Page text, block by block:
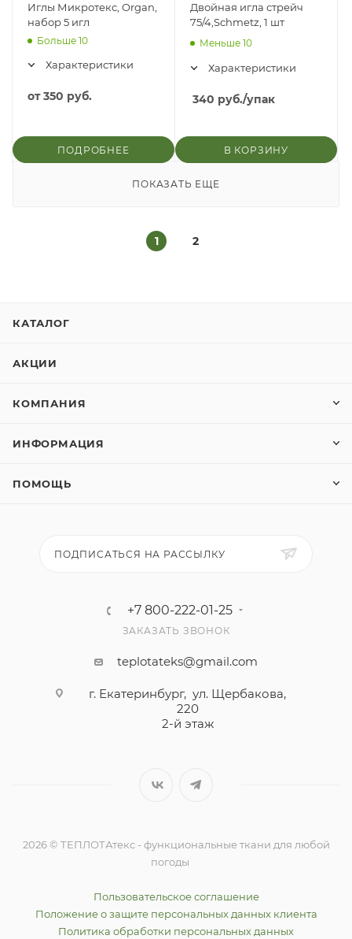
Иглы Микротекс, Organ,
набор 5 игл
Больше 10
Характеристики
от350 руб.
ПОДРОБНЕЕ
Двойная игла стрейч
75/4,Schmetz, 1 шт
Меньше 10
Характеристики
340 руб./упак
В КОРЗИНУ
ПОКАЗАТЬ ЕЩЕ
1 2
КАТАЛОГ
АКЦИИ
КОМПАНИЯ
ИНФОРМАЦИЯ
ПОМОЩЬ
ПОДПИСАТЬСЯ НА РАССЫЛКУ
+7 800-222-01-25
ЗАКАЗАТЬ ЗВОНОК
teplotateks@gmail.com
г. Екатеринбург, ул. Щербакова,
220
2-й этаж
2026 © ТЕПЛОТАтекс - функциональные ткани для любой
погоды
Пользовательское соглашение
Положение о защите персональных данных клиента
Политика обработки персональных данных